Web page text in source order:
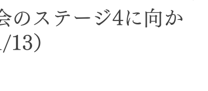
のステージ4に向か
）